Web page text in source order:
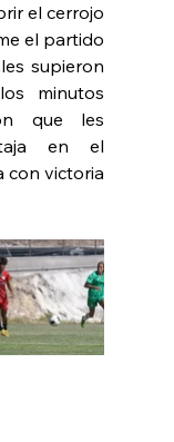
el cerrojo
el partido
supieron
minutos
que les
en el
con victoria